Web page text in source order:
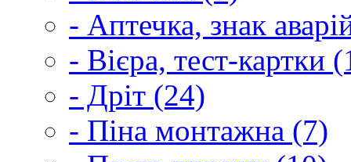
- Аптечка, знак
- Вієра, тест-картки
- Дріт (24)
- Піна монтажна (7)